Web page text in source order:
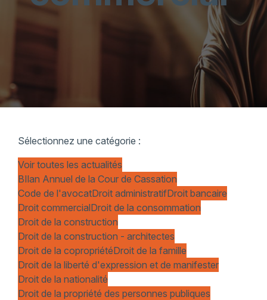
Sélectionnez une catégorie :
Voir toutes les actualités
BIlan Annuel de la Cour de Cassation
Code de l'avocatDroit administratifDroit bancaire
Droit commercialDroit de la consommation
Droit de la construction
Droit de la construction - architectes
Droit de la copropriétéDroit de la famille
Droit de la liberté d'expression et de manifester
Droit de la nationalité
Droit de la propriété des personnes publiques